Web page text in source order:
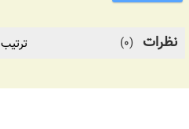
نظرات (0) ترتیب